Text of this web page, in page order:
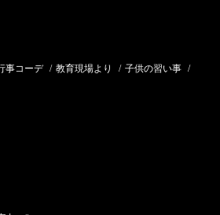
事コーデ / 教育現場より / 子供の習い事 /